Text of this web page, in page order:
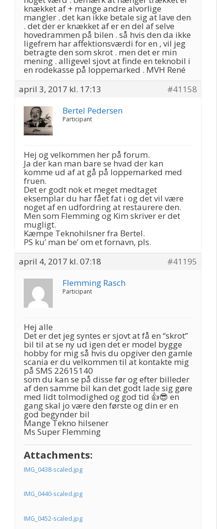
knækket af + mange andre alvorlige
mangler . det kan ikke betale sig at lave den
. det der er knækket af er en del af selve
hovedrammen på bilen . så hvis den da ikke
ligefrem har affektionsværdi for en , vil jeg
betragte den som skrot . men det er min
mening . alligevel sjovt at finde en teknobil i
en rodekasse på loppemarked . MVH René
april 3, 2017 kl. 17:13
#41158
Bertel Pedersen
Participant
Hej og velkommen her på forum.
Ja der kan man bare se hvad der kan
komme ud af at gå på loppemarked med
fruen.
Det er godt nok et meget medtaget
eksemplar du har fået fat i og det vil være
noget af en udfordring at restaurere den.
Men som Flemming og Kim skriver er det
mugligt.
Kæmpe Teknohilsner fra Bertel.
PS ku’ man be’ om et fornavn, pls.
april 4, 2017 kl. 07:18
#41195
Flemming Rasch
Participant
Hej alle
Det er det jeg syntes er sjovt at få en “skrot”
bil til at se ny ud igen det er model bygge
hobby for mig så hvis du opgiver den gamle
scania er du velkommen til at kontakte mig
på SMS 22615140
som du kan se på disse før og efter billeder
af den samme bil kan det godt lade sig gøre
med lidt tolmodighed og god tid 👍😎 en
gang skal jo være den første og din er en
god begynder bil
Mange Tekno hilsener
Ms Super Flemming
Attachments:
IMG_0438-scaled.jpg
IMG_0440-scaled.jpg
IMG_0452-scaled.jpg